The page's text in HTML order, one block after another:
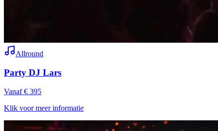
Allround
Party DJ Lars
Vanaf € 395
Klik voor meer informatie